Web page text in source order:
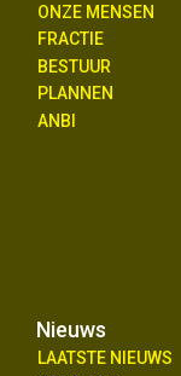
ONZE MENSEN
FRACTIE
BESTUUR
PLANNEN
ANBI
Nieuws
LAATSTE NIEUWS